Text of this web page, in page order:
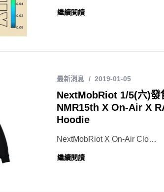
繼續閱讀
最新消息 2019-01-05
NextMobRiot 1/5(六)發
NMR15th X On-Air X
Hoodie
NextMobRiot X On-Air Clo…
繼續閱讀